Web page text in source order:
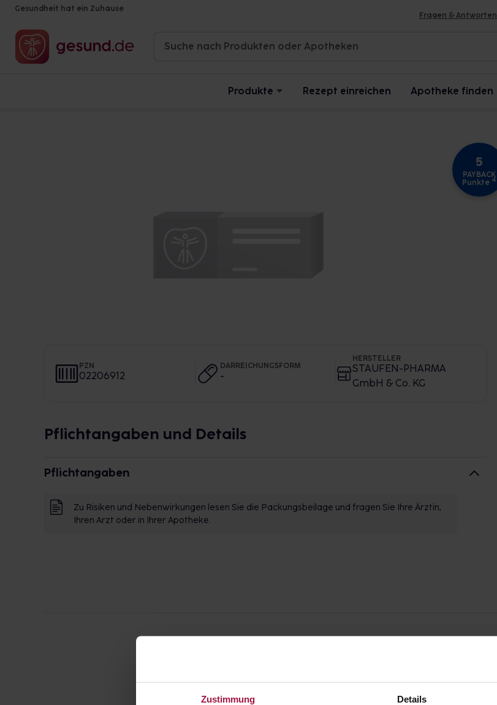
Zustimmung Details
Gesundheit hat ein Zuhause
Fragen & Antworten
Produkte Rezept einreichen Apotheke finden
5
PAYBACK
Punkte 4
PZN
02206912
DARREICHUNGSFORM
-
HERSTELLER
STAUFEN-PHARMA
GmbH & Co. KG
Pflichtangaben und Details
Pflichtangaben
Zu Risiken und Nebenwirkungen lesen Sie die Packungsbeilage und fragen Sie Ihre Ärztin,
Ihren Arzt oder in Ihrer Apotheke.